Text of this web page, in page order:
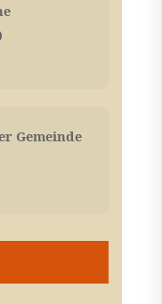
Gemeinde